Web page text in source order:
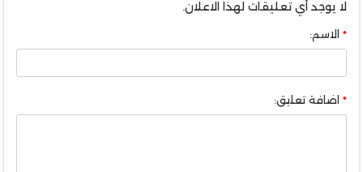
لا يوجد أي تعليقات لهذا الاعلان.
الاسم:
اضافة تعليق: